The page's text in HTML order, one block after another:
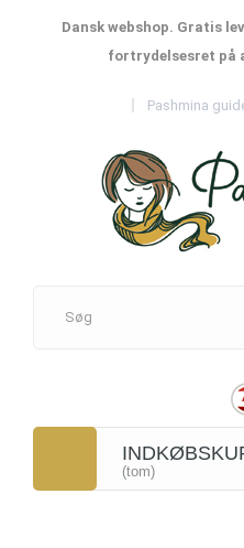
Dansk webshop. Gratis
fortrydelsesret på
Pashmina
(tom)